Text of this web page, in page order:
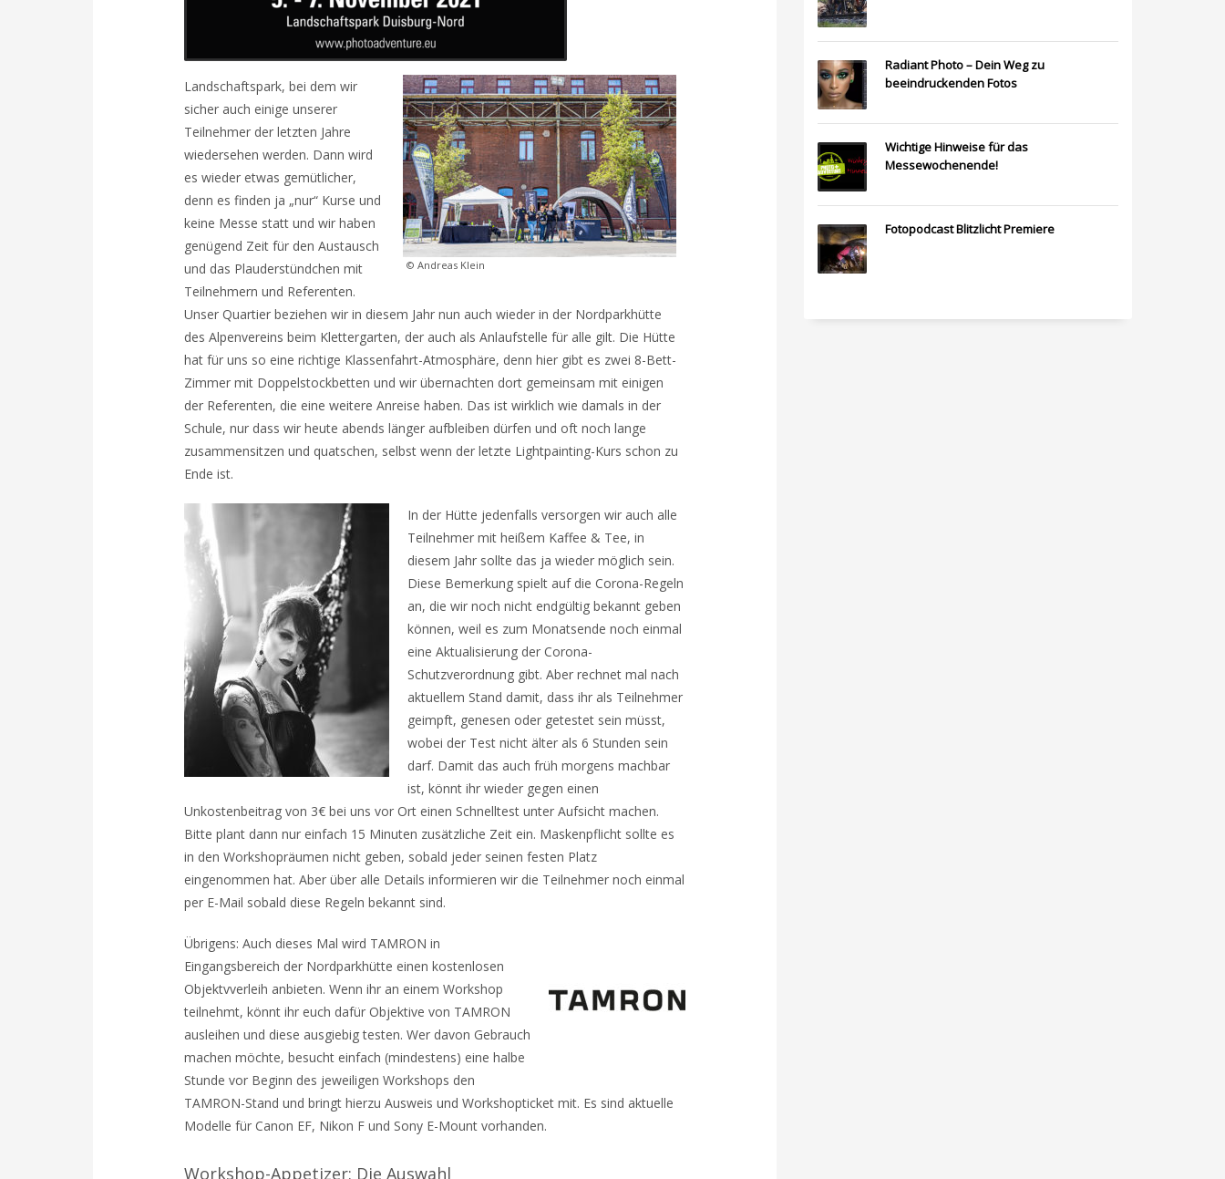
© Andreas Klein
Landschaftspark, bei dem wir
sicher auch einige unserer
Teilnehmer der letzten Jahre
wiedersehen werden. Dann wird
es wieder etwas gemütlicher,
denn es finden ja „nur“ Kurse und
keine Messe statt und wir haben
genügend Zeit für den Austausch
und das Plauderstündchen mit
Teilnehmern und Referenten.
Unser Quartier beziehen wir in diesem Jahr nun auch wieder in der Nordparkhütte
des Alpenvereins beim Klettergarten, der auch als Anlaufstelle für alle gilt. Die Hütte
hat für uns so eine richtige Klassenfahrt-Atmosphäre, denn hier gibt es zwei 8-Bett-
Zimmer mit Doppelstockbetten und wir übernachten dort gemeinsam mit einigen
der Referenten, die eine weitere Anreise haben. Das ist wirklich wie damals in der
Schule, nur dass wir heute abends länger aufbleiben dürfen und oft noch lange
zusammensitzen und quatschen, selbst wenn der letzte Lightpainting-Kurs schon zu
Ende ist.
In der Hütte jedenfalls versorgen wir auch alle
Teilnehmer mit heißem Kaffee & Tee, in
diesem Jahr sollte das ja wieder möglich sein.
Diese Bemerkung spielt auf die Corona-Regeln
an, die wir noch nicht endgültig bekannt geben
können, weil es zum Monatsende noch einmal
eine Aktualisierung der Corona-
Schutzverordnung gibt. Aber rechnet mal nach
aktuellem Stand damit, dass ihr als Teilnehmer
geimpft, genesen oder getestet sein müsst,
wobei der Test nicht älter als 6 Stunden sein
darf. Damit das auch früh morgens machbar
ist, könnt ihr wieder gegen einen
Unkostenbeitrag von 3€ bei uns vor Ort einen Schnelltest unter Aufsicht machen.
Bitte plant dann nur einfach 15 Minuten zusätzliche Zeit ein. Maskenpflicht sollte es
in den Workshopräumen nicht geben, sobald jeder seinen festen Platz
eingenommen hat. Aber über alle Details informieren wir die Teilnehmer noch einmal
per E-Mail sobald diese Regeln bekannt sind.
Übrigens: Auch dieses Mal wird TAMRON in
Eingangsbereich der Nordparkhütte einen kostenlosen
Objektvverleih anbieten. Wenn ihr an einem Workshop
teilnehmt, könnt ihr euch dafür Objektive von TAMRON
ausleihen und diese ausgiebig testen. Wer davon Gebrauch
machen möchte, besucht einfach (mindestens) eine halbe
Stunde vor Beginn des jeweiligen Workshops den
TAMRON-Stand und bringt hierzu Ausweis und Workshopticket mit. Es sind aktuelle
Modelle für Canon EF, Nikon F und Sony E-Mount vorhanden.
Workshop-Appetizer: Die Auswahl
Radiant Photo – Dein Weg zu
beeindruckenden Fotos
Wichtige Hinweise für das
Messewochenende!
Fotopodcast Blitzlicht Premiere